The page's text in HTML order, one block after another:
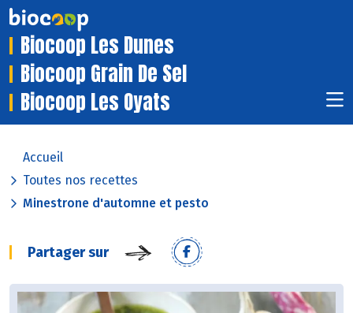
Biocoop Les Dunes
Biocoop Grain De Sel
Biocoop Les Oyats
Accueil
Toutes nos recettes
Minestrone d'automne et pesto
Partager sur